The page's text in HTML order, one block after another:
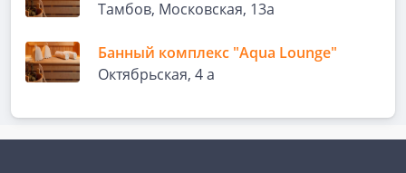
Тамбов, Московская, 13а
Банный комплекс "Aqua Lounge"
Октябрьская, 4 а